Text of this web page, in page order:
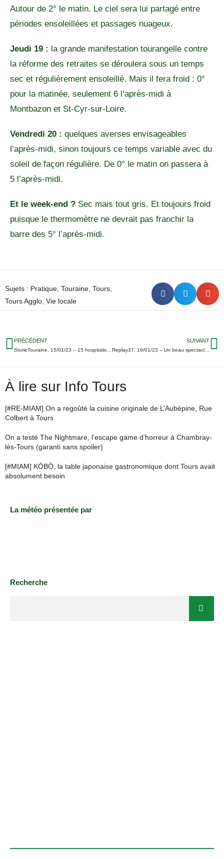
Autour de 2° le matin. Le ciel sera lui partagé entre
périodes ensoleillées et passages nuageux.
Jeudi 19 : la grande manifestation tourangelle contre
la réforme des retraites se déroulera sous un temps
sec et régulièrement ensoleillé. Mais il fera froid : 0°
pour la matinée, seulement 6 l’après-midi à
Montbazon et St-Cyr-sur-Loire.
Vendredi 20 : quelques averses envisageables
l’après-midi, sinon toujours ce temps variable avec du
soleil de façon régulière. De 0° le matin on passera à
5 l’après-midi.
Et le week-end ? Sec mais tout gris. Et toujours froid
puisque le thermomètre ne devrait pas franchir la
barre des 5° l’après-midi.
Sujets : Pratique Touraine Tours
Tours Agglo Vie locale
PRÉCÉDENT SUIVANT
Replay37, 16/01/23 – Un beau spectacle à Ballan, nouvelle défaite du TVB, l’humoriste Waly Dia ravit le public : trois images du week-end
À lire sur Info Tours
[#RE-MIAM] On a regoûté la cuisine originale de L’Aubépine, Rue
Colbert à Tours
On a testé The Nightmare, l’escape game d’horreur à Chambray-
lès-Tours (garanti sans spoiler)
[#MIAM] KŌBŌ, la table japonaise gastronomique dont Tours avait
absolument besoin
La météo présentée par
Recherche